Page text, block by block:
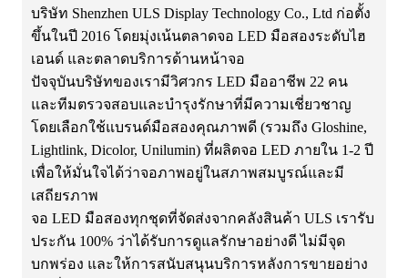
บริษัท Shenzhen ULS Display Technology Co., Ltd ก่อตั้ง
ขึ้นในปี 2016 โดยมุ่งเน้นตลาดจอ LED มือสองระดับไฮ
เอนด์ และตลาดบริการด้านหน้าจอ
ปัจจุบันบริษัทของเรามีวิศวกร LED มืออาชีพ 22 คน
และทีมตรวจสอบและบำรุงรักษาที่มีความเชี่ยวชาญ
โดยเลือกใช้แบรนด์มือสองคุณภาพดี (รวมถึง Gloshine,
Lightlink, Dicolor, Unilumin) ที่ผลิตจอ LED ภายใน 1-2 ปี
เพื่อให้มั่นใจได้ว่าจอภาพอยู่ในสภาพสมบูรณ์และมี
เสถียรภาพ
จอ LED มือสองทุกชุดที่จัดส่งจากคลังสินค้า ULS เรารับ
ประกัน 100% ว่าได้รับการดูแลรักษาอย่างดี ไม่มีจุด
บกพร่อง และให้การสนับสนุนบริการหลังการขายอย่าง